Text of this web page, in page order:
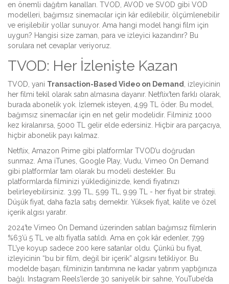
en önemli dağıtım kanalları. TVOD, AVOD ve SVOD gibi VOD
modelleri, bağımsız sinemacılar için kâr edilebilir, ölçümlenebilir
ve erişilebilir yollar sunuyor. Ama hangi model hangi film için
uygun? Hangisi size zaman, para ve izleyici kazandırır? Bu
sorulara net cevaplar veriyoruz.
TVOD: Her İzlenişte Kazan
TVOD, yani Transaction-Based Video on Demand
, izleyicinin
her filmi tekil olarak satın almasına dayanır. Netflix’ten farklı olarak,
burada abonelik yok. İzlemek isteyen, 4,99 TL öder. Bu model,
bağımsız sinemacılar için en net gelir modelidir. Filminiz 1000
kez kiralanırsa, 5000 TL gelir elde edersiniz. Hiçbir ara parçacıya,
hiçbir abonelik payı kalmaz.
Netflix, Amazon Prime gibi platformlar TVOD’u doğrudan
sunmaz. Ama iTunes, Google Play, Vudu, Vimeo On Demand
gibi platformlar tam olarak bu modeli destekler. Bu
platformlarda filminizi yüklediğinizde, kendi fiyatınızı
belirleyebilirsiniz. 3,99 TL, 5,99 TL, 9,99 TL - her fiyat bir strateji.
Düşük fiyat, daha fazla satış demektir. Yüksek fiyat, kalite ve özel
içerik algısı yaratır.
2024’te Vimeo On Demand üzerinden satılan bağımsız filmlerin
%63’ü 5 TL ve altı fiyatla satıldı. Ama en çok kâr edenler, 7,99
TL’ye koyup sadece 200 kere satanlar oldu. Çünkü bu fiyat,
izleyicinin “bu bir film, değil bir içerik” algısını tetikliyor. Bu
modelde başarı, filminizin tanıtımına ne kadar yatırım yaptığınıza
bağlı. Instagram Reels’lerde 30 saniyelik bir sahne, YouTube’da